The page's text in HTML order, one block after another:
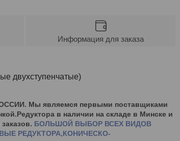
Информация для заказа
двухступенчатые)
Мы являемся первыми поставщиками
в наличии на складе в Минске и
БОЛЬШОЙ ВЫБОР ВСЕХ ВИДОВ
РЕДУКТОРА,КОНИЧЕСКО-